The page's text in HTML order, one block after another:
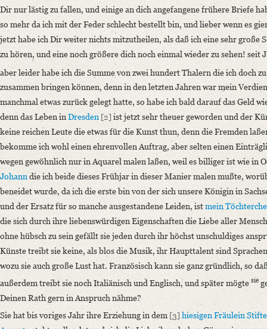
Manuscript
Provider: Dresden, Sächsische Landesbibliothek - Staats- und
OAI Id: DE-611-38972
Classification Number: Mscr.Dresd.e.90,XIX,Bd.3,Nr.146
Number of Pages: 4 S. auf Doppelbl., hs. m. U.
Format: 19,9 x 12,9 cm
Incipit: „[1] Dresden den 3ten Juli 1838
Mein geliebter theurer Oheim!
wiewohl nun wiederum Jahre vergangen sind, seit wir uns kein
Language
German
Editors
Bamberg, Claudia
Varwig, Olivia
Dir nur lästig zu fallen, und einige an dich angefangene frühere Briefe
so mehr da ich mit der Feder schlecht bestellt bin, und lieber wenn es
jetzt habe ich Dir weiter nichts mitzutheilen, als daß ich eine sehr große
zu hören, und eine noch größere dich noch einmal wieder zu sehen! seit
aber leider habe ich die Summe von zwei hundert Thalern die ich doch
zusammen bringen können, denn in den letzten Jahren war mein
manchmal etwas zurück gelegt hatte, so habe ich bald darauf das Geld
denn das Leben in Dresden [2] ist jetzt sehr theuer geworden und der
keine reichen Leute die etwas für die Kunst thun, denn die Fremden
bekomme ich wohl einen ehrenvollen Auftrag, aber selten einen
wegen gewöhnlich nur in Aquarel malen laßen, weil es billiger ist wie in
Johanndie ich beide dieses Frühjar in dieser Manier malen mußte,
beneidet wurde, da ich die erste bin von der sich unsere Königin in
und der Ersatz für so manche ausgestandene Leiden, istmein
die sich durch ihre liebenswürdigen Eigenschaften die Liebe aller
ohne hübsch zu sein gefällt sie jeden durch ihr höchst unschuldiges
Künste treibt sie keine, als blos die Musik, ihr Haupttalent sind
wozu sie auch große Lust hat. Französisch kann sie ganz gründlich, so
außerdem treibt sie noch Italiänisch und Englisch, und später mögte sie
Deinen Rath gern in Anspruch nähme?
Sie hat bis voriges Jahr ihre Erziehung in dem[3] hiesigen Fräulein Stifte